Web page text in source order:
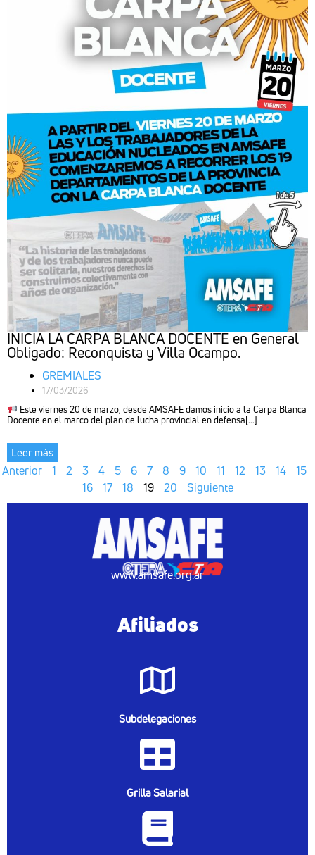
INICIA LA CARPA BLANCA DOCENTE en General
Obligado: Reconquista y Villa Ocampo.
GREMIALES
17/03/2026
Este viernes 20 de marzo, desde AMSAFE damos inicio a la Carpa Blanca
Docente en el marco del plan de lucha provincial en defensa[...]
Leer más
Anterior 1 2 3 4 5 6 7 8 9 10 11 12 13 14
15
16
17 18 19 20 Siguiente
www.amsafe.org.ar
Afiliados
Subdelegaciones
Grilla Salarial